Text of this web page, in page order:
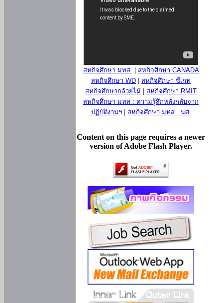
สหกิจศึกษา มทส.
สหกิจศึกษา CANADA
สหกิจศึกษา WD
สหกิจศึกษา ซีเกท
สหกิจศึกษากล้วยไม้
สหกิจศึกษา RMIT
สหกิจศึกษา มทส : ความรู้สึกหลังกลับจาก
ปฏิบัติงานฯ| สหกิจศึกษา มทส : นศ.
Content on this page requires a newer
version of Adobe Flash Player.